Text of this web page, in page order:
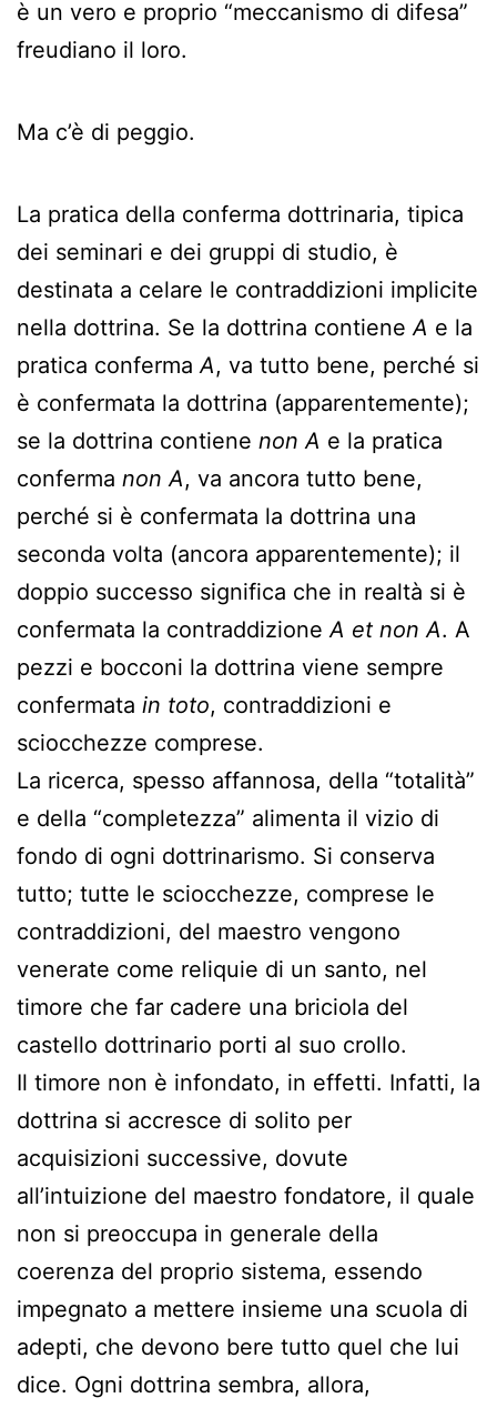
è un vero e proprio “meccanismo di difesa”
freudiano il loro.
Ma c’è di peggio.
La pratica della conferma dottrinaria, tipica
dei seminari e dei gruppi di studio, è
destinata a celare le contraddizioni implicite
nella dottrina. Se la dottrina contieneA e la
pratica confermaA, va tutto bene, perché si
è confermata la dottrina (apparentemente);
se la dottrina contiene non A e la pratica
conferma non A, va ancora tutto bene,
perché si è confermata la dottrina una
seconda volta (ancora apparentemente); il
doppio successo significa che in realtà si è
confermata la contraddizioneA et non A. A
pezzi e bocconi la dottrina viene sempre
confermata in toto, contraddizioni e
sciocchezze comprese.
La ricerca, spesso affannosa, della “totalità”
e della “completezza” alimenta il vizio di
fondo di ogni dottrinarismo. Si conserva
tutto; tutte le sciocchezze, comprese le
contraddizioni, del maestro vengono
venerate come reliquie di un santo, nel
timore che far cadere una briciola del
castello dottrinario porti al suo crollo.
Il timore non è infondato, in effetti. Infatti, la
dottrina si accresce di solito per
acquisizioni successive, dovute
all’intuizione del maestro fondatore, il quale
non si preoccupa in generale della
coerenza del proprio sistema, essendo
impegnato a mettere insieme una scuola di
adepti, che devono bere tutto quel che lui
dice. Ogni dottrina sembra, allora,